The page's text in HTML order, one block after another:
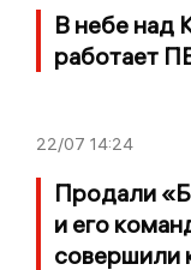
В небе над
работает
22/07 14:24
Продали
и его
совершили